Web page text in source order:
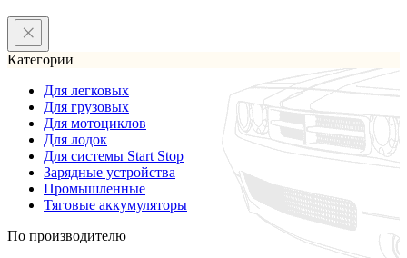
Категории
Для легковых
Для грузовых
Для мотоциклов
Для лодок
Для системы Start Stop
Зарядные устройства
Промышленные
Тяговые аккумуляторы
По производителю